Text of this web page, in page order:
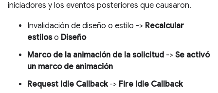
iniciadores y los eventos posteriores que causaron.
Invalidación de diseño o estilo -> Recalcular
estiloso Diseño
Marco de la animación de la solicitud -> Se activó
un marco de animación
Request Idle Callback-> Fire Idle Callback